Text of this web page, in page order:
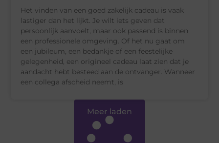
Het vinden van een goed zakelijk cadeau is vaak
lastiger dan het lijkt. Je wilt iets geven dat
persoonlijk aanvoelt, maar ook passend is binnen
een professionele omgeving. Of het nu gaat om
een jubileum, een bedankje of een feestelijke
gelegenheid, een origineel cadeau laat zien dat je
aandacht hebt besteed aan de ontvanger. Wanneer
een collega afscheid neemt, is
Meer laden